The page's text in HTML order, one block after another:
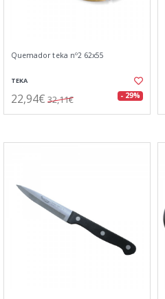
Quemador teka nº2 62x55
TEKA
22,94€ 32,11€ - 29%